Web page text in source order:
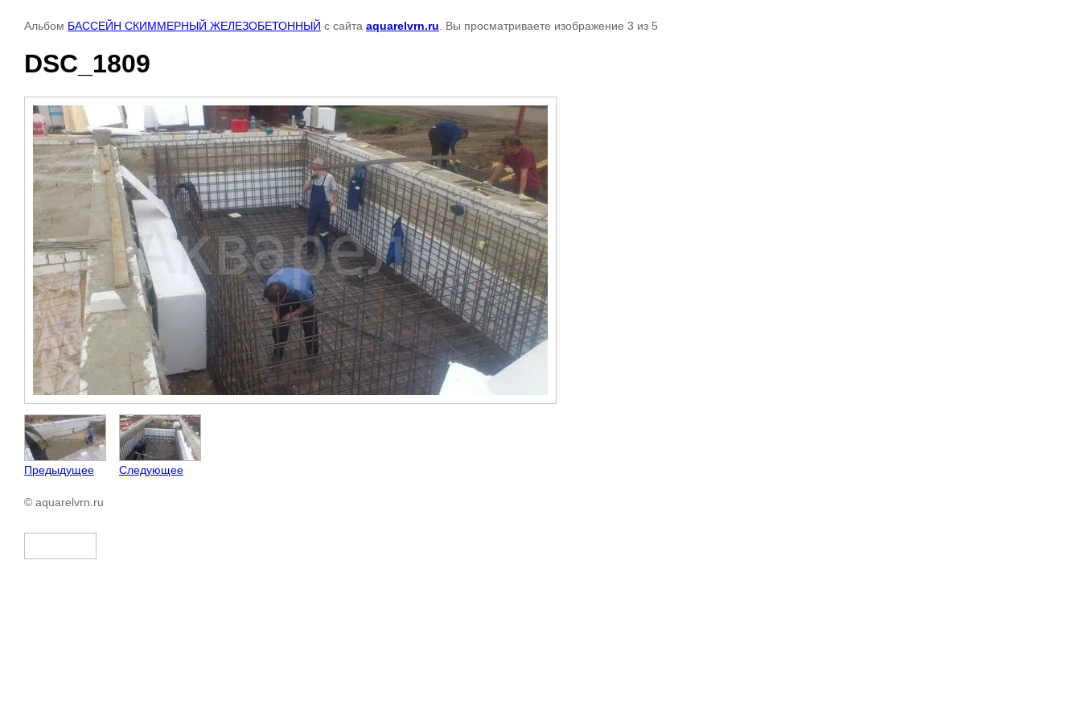
Альбом БАССЕЙН СКИММЕРНЫЙ ЖЕЛЕЗОБЕТОННЫЙ с сайта aquarelvrn.ru . Вы просматриваете изображение 3 из 5
DSC_1809
Предыдущее Следующее
© aquarelvrn.ru